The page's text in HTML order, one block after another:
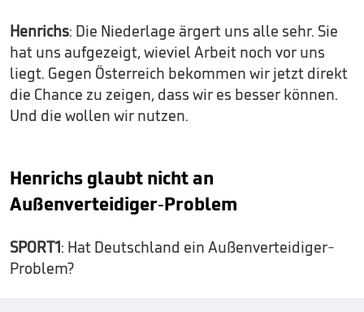
Henrichs: Die Niederlage ärgert uns alle sehr. Sie
hat uns aufgezeigt, wieviel Arbeit noch vor uns
liegt. Gegen Österreich bekommen wir jetzt direkt
die Chance zu zeigen, dass wir es besser können.
Und die wollen wir nutzen.
Henrichs glaubt nicht an
Außenverteidiger-Problem
SPORT1: Hat Deutschland ein Außenverteidiger-
Problem?